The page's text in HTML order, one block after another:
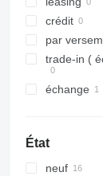
crédit
par
trade-in (
échange
État
neuf